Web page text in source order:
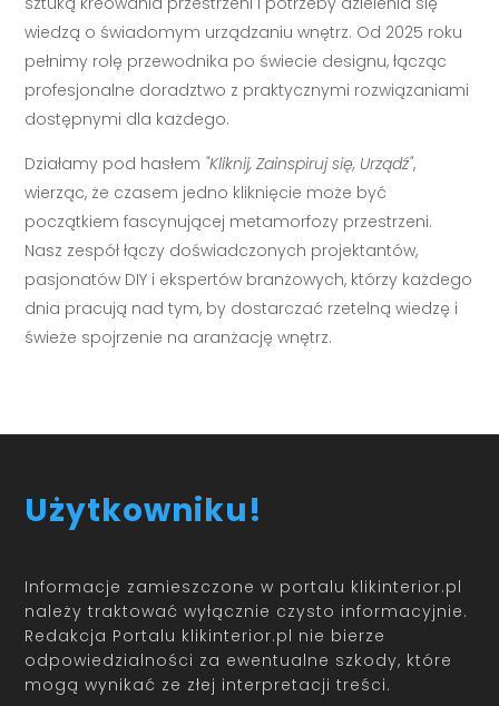
wiedzą o świadomym urządzaniu wnętrz. Od 2025 roku
pełnimy rolę przewodnika po świecie designu, łącząc
profesjonalne doradztwo z praktycznymi rozwiązaniami
dostępnymi dla każdego.
Działamy pod hasłem "Kliknij, Zainspiruj się, Urządź",
wierząc, że czasem jedno kliknięcie może być
początkiem fascynującej metamorfozy przestrzeni.
Nasz zespół łączy doświadczonych projektantów,
pasjonatów DIY i ekspertów branżowych, którzy każdego
dnia pracują nad tym, by dostarczać rzetelną wiedzę i
świeże spojrzenie na aranżację wnętrz.
Użytkowniku!
Informacje zamieszczone w portalu klikinterior.pl
należy traktować wyłącznie czysto informacyjnie.
Redakcja Portalu klikinterior.pl nie bierze
odpowiedzialności za ewentualne szkody, które
mogą wynikać ze złej interpretacji treści.